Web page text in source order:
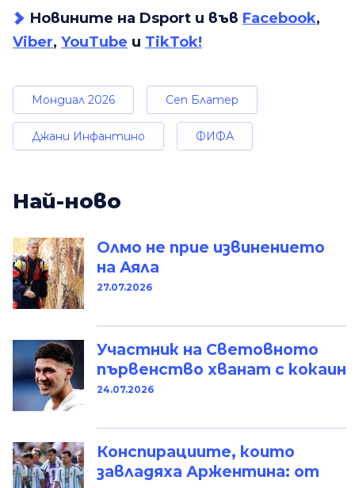
Новините на Dsport и във Facebook,
Viber, YouTube и TikTok!
Мондиал 2026 Сеп Блатер
Джани Инфантино ФИФА
Най-ново
Олмо не прие извинението
на Аяла
27.07.2026
Участник на Световното
първенство хванат с кокаин
24.07.2026
Конспирациите, които
завладяха Аржентина: от